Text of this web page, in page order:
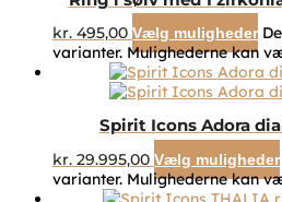
kr. 495,00 Vælg muligheder
varianter. Mulighederne kan
Spirit Icons Adora
kr. 29.995,00 Vælg muligheder
varianter. Mulighederne kan